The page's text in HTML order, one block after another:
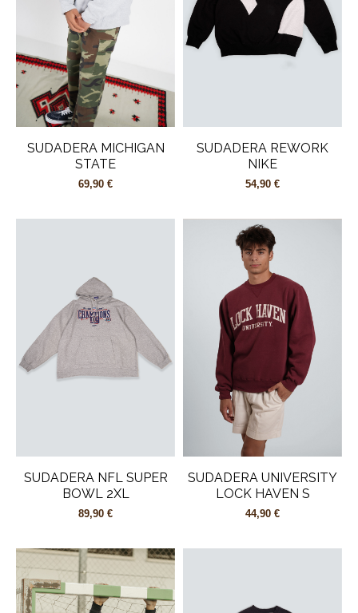
SUDADERA MICHIGAN
STATE
69,90 €
SUDADERA REWORK
NIKE
54,90 €
SUDADERA NFL SUPER
BOWL 2XL
89,90 €
SUDADERA UNIVERSITY
LOCK HAVEN S
44,90 €